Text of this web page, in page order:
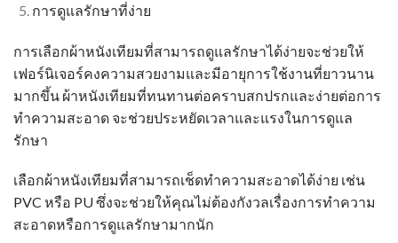
การดูแลรักษาที่ง่าย
การเลือกผ้าหนังเทียมที่สามารถดูแลรักษาได้ง่ายจะช่วยให้
เฟอร์นิเจอร์คงความสวยงามและมีอายุการใช้งานที่ยาวนาน
มากขึ้น ผ้าหนังเทียมที่ทนทานต่อคราบสกปรกและง่ายต่อการ
ทำความสะอาด จะช่วยประหยัดเวลาและแรงในการดูแล
รักษา
เลือกผ้าหนังเทียมที่สามารถเช็ดทำความสะอาดได้ง่าย เช่น
PVC หรือ PU ซึ่งจะช่วยให้คุณไม่ต้องกังวลเรื่องการทำความ
สะอาดหรือการดูแลรักษามากนัก